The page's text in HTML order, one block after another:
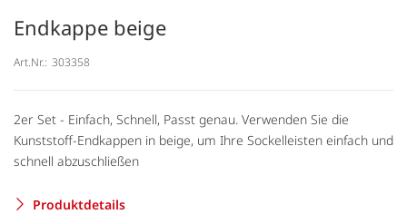
Endkappe beige
Art.Nr.: 303358
2er Set - Einfach, Schnell, Passt genau. Verwenden Sie die
Kunststoff-Endkappen in beige, um Ihre Sockelleisten einfach und
schnell abzuschließen
Produktdetails